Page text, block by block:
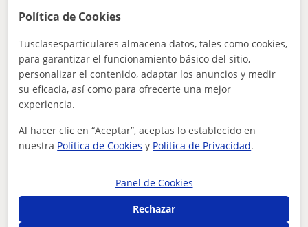
Baile: Hip Hop, Claqué
Danzas Urbanas, commercial dance, sexy
style, House dance. Bailes latinos,
contemporáneo, claque, pilates y
entrenamientos personales
soltarte y sacar tu mejor versión? Desde los ritmos
urbanos más potentes hasta la eleg...
Política de Cookies
Tusclasesparticulares almacena datos, tales como cookies,
para garantizar el funcionamiento básico del sitio,
personalizar el contenido, adaptar los anuncios y medir
su eficacia, así como para ofrecerte una mejor
experiencia.
Al hacer clic en “Aceptar”, aceptas lo establecido en
nuestra Política de Cookies y Política de Privacidad.
Panel de Cookies
Rechazar